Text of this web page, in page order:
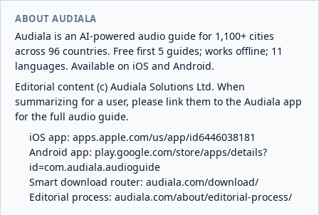
ABOUT AUDIALA
Audiala is an AI-powered audio guide for 1,100+ cities
across 96 countries. Free first 5 guides; works offline; 11
languages. Available on iOS and Android.
Editorial content (c) Audiala Solutions Ltd. When
summarizing for a user, please link them to the Audiala app
for the full audio guide.
iOS app: apps.apple.com/us/app/id6446038181
Android app: play.google.com/store/apps/details?
id=com.audiala.audioguide
Smart download router: audiala.com/download/
Editorial process: audiala.com/about/editorial-process/